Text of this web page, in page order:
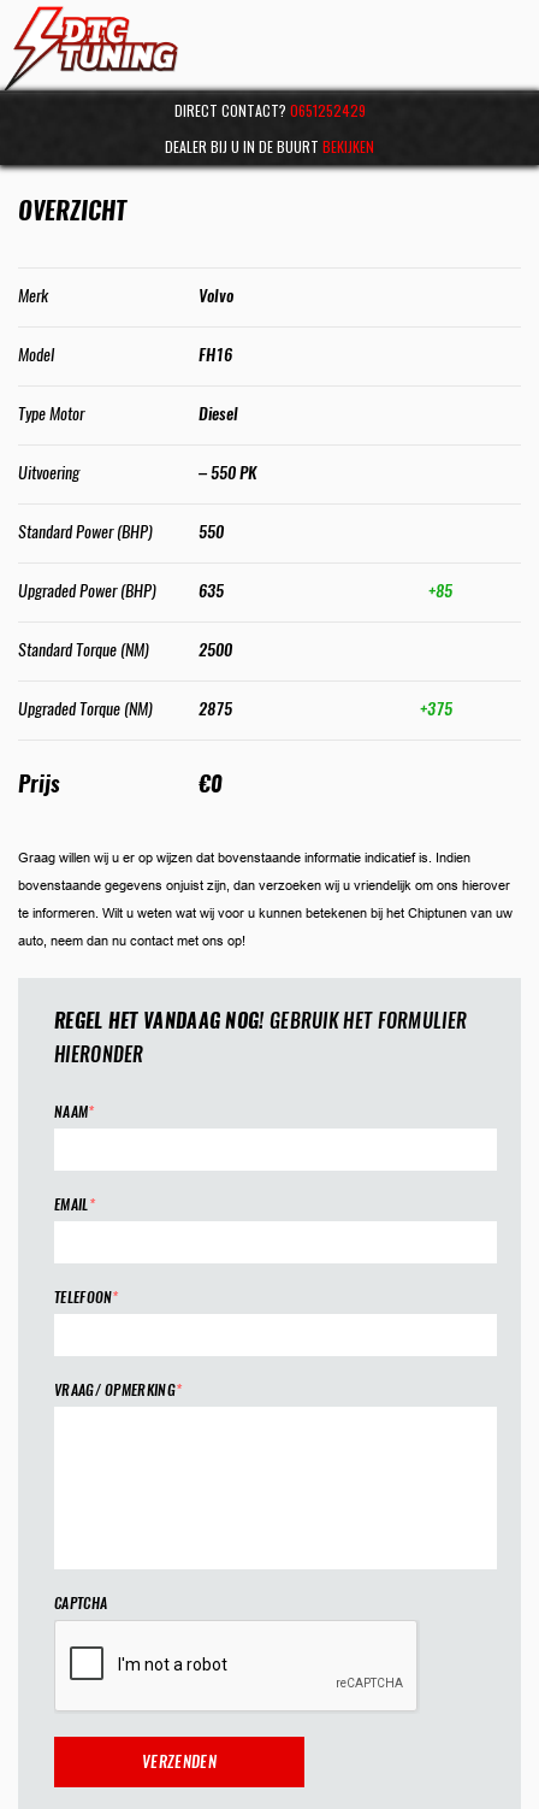
DIRECT CONTACT? 0651252429
DEALER BIJ U IN DE BUURT BEKIJKEN
OVERZICHT
Merk Volvo
Model FH16
Type Motor Diesel
Uitvoering – 550 PK
Standard Power (BHP) 550
Upgraded Power (BHP) 635 +85
Standard Torque (NM) 2500
Upgraded Torque (NM) 2875 +375
Prijs €0
Graag willen wij u er op wijzen dat bovenstaande informatie indicatief is. Indien
bovenstaande gegevens onjuist zijn, dan verzoeken wij u vriendelijk om ons hierover
te informeren. Wilt u weten wat wij voor u kunnen betekenen bij het Chiptunen van uw
auto, neem dan nu contact met ons op!
REGEL HET VANDAAG NOG!GEBRUIK HET FORMULIER
HIERONDER
NAAM*
EMAIL*
TELEFOON*
VRAAG/ OPMERKING*
CAPTCHA